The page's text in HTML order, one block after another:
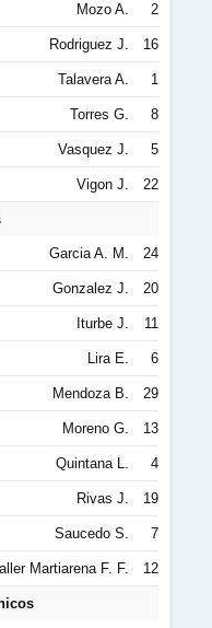
Mozo A. 2
Rodriguez J. 16
Talavera A. 1
Torres G. 8
Vasquez J. 5
Vigon J. 22
Garcia A. M. 24
Gonzalez J. 20
Iturbe J. 11
Lira E. 6
Mendoza B. 29
Moreno G. 13
Quintana L. 4
Rivas J. 19
Saucedo S. 7
Martiarena F. F. 12